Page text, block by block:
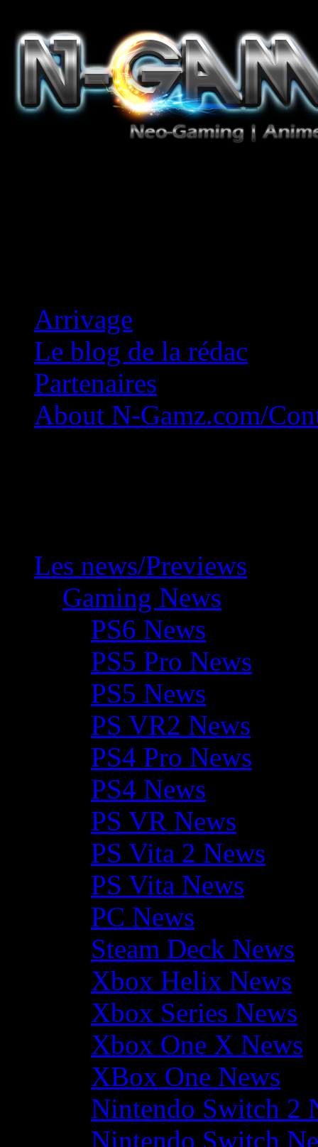
Arrivage
Le blog de la rédac
Partenaires
About N-Gamz.com/
Les news/Previews
Gaming News
PS6 News
PS5 Pro News
PS5 News
PS VR2 News
PS4 Pro News
PS4 News
PS VR News
PS Vita 2 News
PS Vita News
PC News
Steam Deck News
Xbox Helix News
Xbox Series News
Xbox One X News
XBox One News
Nintendo Switch 2
Nintendo Switch